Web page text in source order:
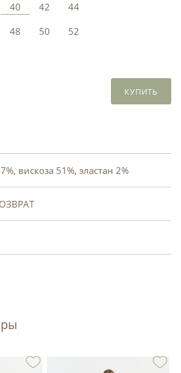
40
42
44
48
50 52
КУПИТЬ
вискоза 51%, эластан 2%